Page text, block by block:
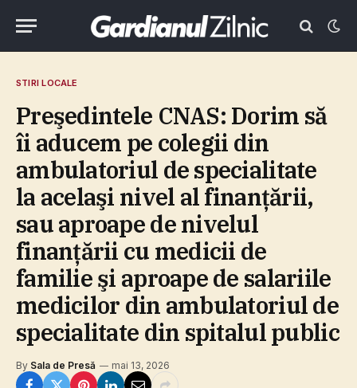
STIRI LOCALE
Preşedintele CNAS: Dorim să
îi aducem pe colegii din
ambulatoriul de specialitate
la acelaşi nivel al finanţării,
sau aproape de nivelul
finanţării cu medicii de
familie şi aproape de salariile
medicilor din ambulatoriul de
specialitate din spitalul public
By Sala de Presă mai 13, 2026